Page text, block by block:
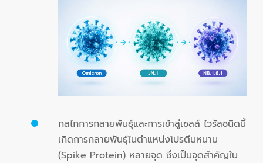
กลไกการกลายพันธุ์และการเข้าสู่เซลล์ ไวรัสชนิดนี้
เกิดการกลายพันธุ์ในตำแหน่งโปรตีนหนาม
(Spike Protein) หลายจุด ซึ่งเป็นจุดสำคัญใน